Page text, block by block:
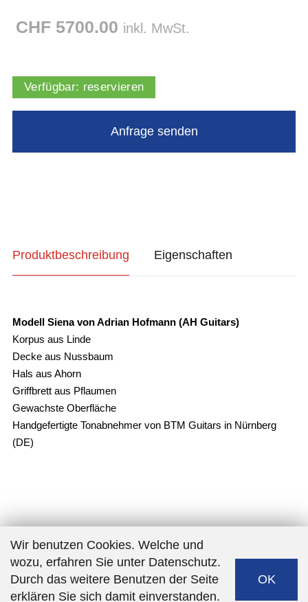
CHF 5700.00 inkl. MwSt.
Verfügbar: reservieren
Produktbeschreibung Eigenschaften
Modell Siena von Adrian Hofmann (AH Guitars)
Korpus aus Linde
Decke aus Nussbaum
Hals aus Ahorn
Griffbrett aus Pflaumen
Gewachste Oberfläche
Handgefertigte Tonabnehmer von BTM Guitars in Nürnberg
(DE)
Wir benutzen Cookies. Welche und
wozu, erfahren Sie unter Datenschutz.
Durch das weitere Benutzen der Seite
erklären Sie sich damit einverstanden.
OK